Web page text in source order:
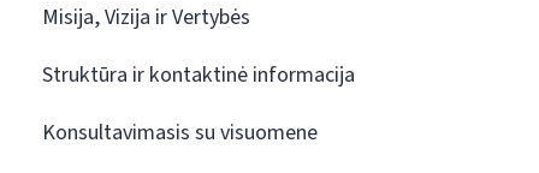
Misija, Vizija ir Vertybės
Struktūra ir kontaktinė informacija
Konsultavimasis su visuomene